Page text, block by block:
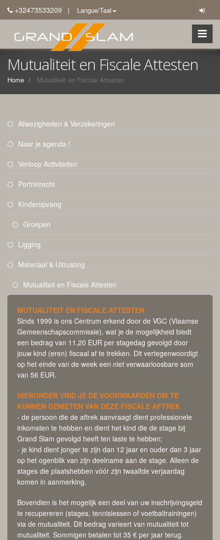
+32473533209 | Langue/Taal
Mutualiteit en Fiscale Attesten
Home Mutualiteit en Fiscale Attesten
Afwezigheden & Verzekeringen
Naar je agenda !
Verloop Activiteiten
Portretrecht
Kinderopvang
Groepen
Ligging
Materiaal & Uitrusting
Mutualiteit en Fiscale Attesten
MUTUALITEIT EN FISCALE ATTESTEN
Sinds 1999 is ons Centrum erkend door de VGC (Vlaamse
Gemeenschapscommissie), wat je de mogelijkheid biedt
een bedrag van 11,20 EUR per stagedag gevolgd door
jouw kind (eren) fiscaal af te trekken. Dit vertegenwoordigt
op het einde van de week een niet verwaarloosbare som
van 56 EUR.
HIERONDER VIND JE DE VOORWAARDEN OM TE
KUNNEN GENIETEN VAN DEZE FISCALE AFTREK
- de persoon die de aftrek aanvraagt dient professionele
inkomsten te hebben en dient het kind die de stage bij
Grand Slam gevolgd heeft ten laste te hebben;
- je kind dient jonger te zijn dan 12 jaar en ouder dan 3 jaar
op het ogenblik van zijn deelname aan de stage. Alleen de
stages die plaatshebben vóór zijn twaalfde verjaardag
komen in aanmerking.
Bovendien is het mogelijk een deel van uw inschrijvingsgeld
te recupereren (stages, tennislessen of voetbaltrainingen)
via de mutualiteit. Dit bedrag varieert van mutualiteit tot
mutualiteit. Sommigen betalen tot 35 € per jaar terug.